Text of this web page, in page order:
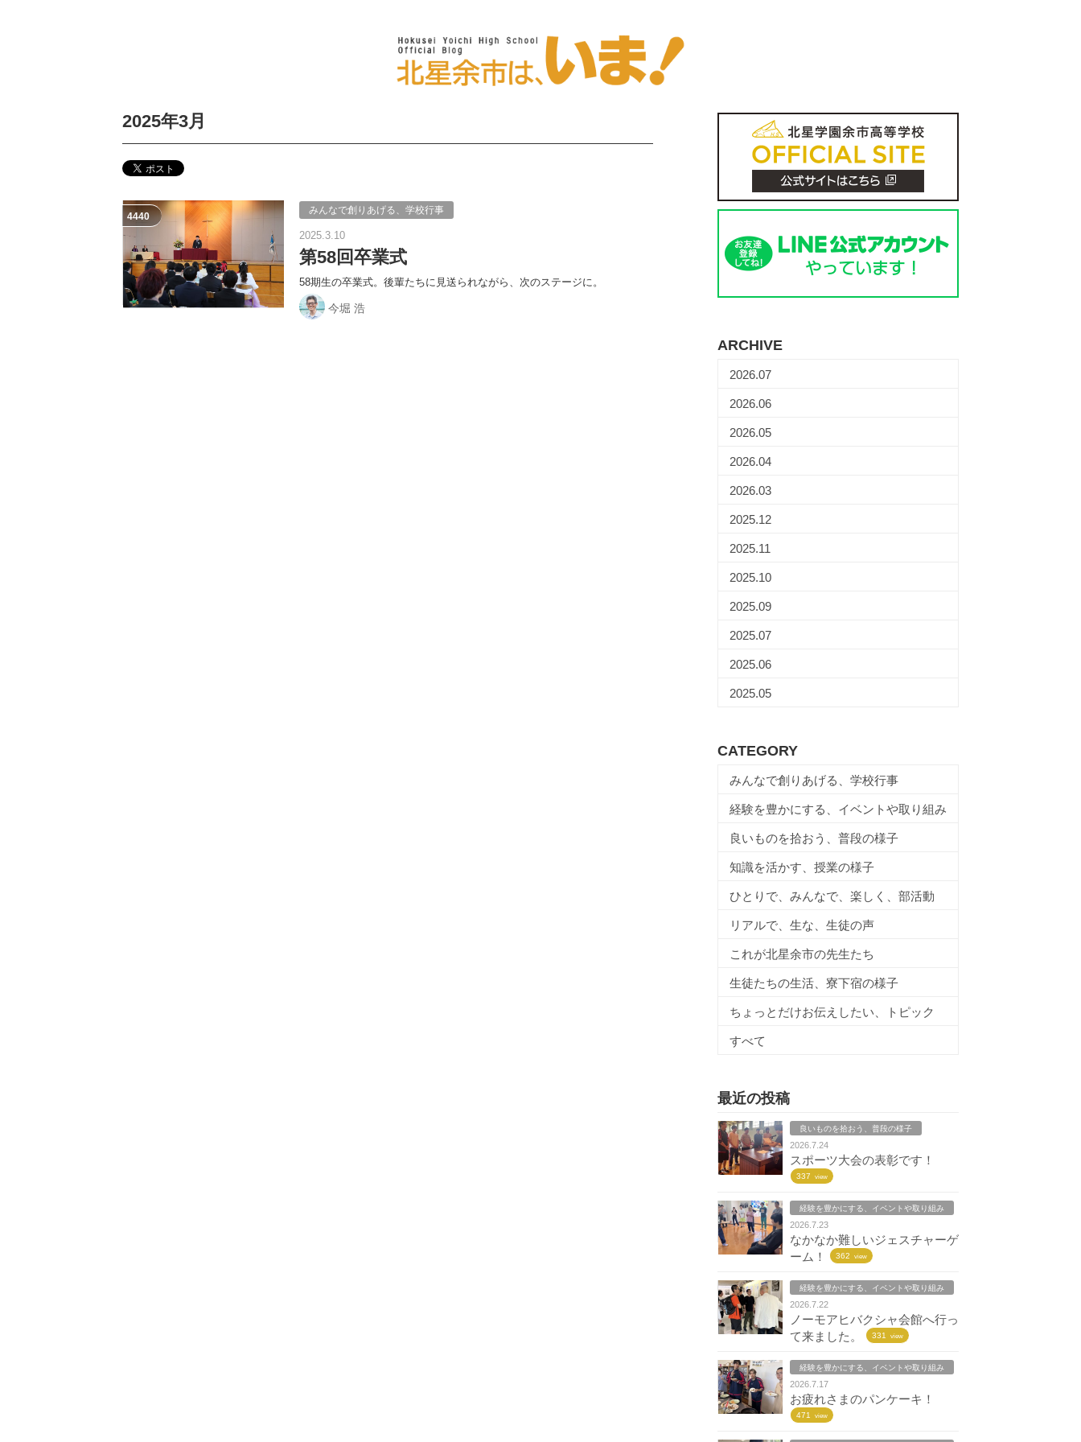
2025年3月
みんなで創りあげる、学校行事
2025.3.10
第58回卒業式
4440
58期生の卒業式。後輩たちに見送られながら、次のステージに。
今堀 浩
ARCHIVE
2026.07
2026.06
2026.05
2026.04
2026.03
2025.12
2025.11
2025.10
2025.09
2025.07
2025.06
2025.05
CATEGORY
みんなで創りあげる、学校行事
経験を豊かにする、イベントや取り組み
良いものを拾おう、普段の様子
知識を活かす、授業の様子
ひとりで、みんなで、楽しく、部活動
リアルで、生な、生徒の声
これが北星余市の先生たち
生徒たちの生活、寮下宿の様子
ちょっとだけお伝えしたい、トピック
すべて
最近の投稿
良いものを拾おう、普段の様子
2026.7.24
スポーツ大会の表彰です！
337 view
経験を豊かにする、イベントや取り組み
2026.7.23
なかなか難しいジェスチャーゲ
ーム！
362 view
経験を豊かにする、イベントや取り組み
2026.7.22
ノーモアヒバクシャ会館へ行っ
て来ました。
331 view
経験を豊かにする、イベントや取り組み
2026.7.17
お疲れさまのパンケーキ！
471 view